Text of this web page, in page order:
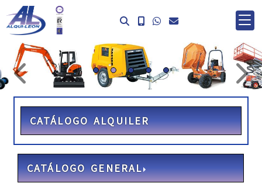
prev
CATÁLOGO ALQUILER
CATÁLOGO GENERAL